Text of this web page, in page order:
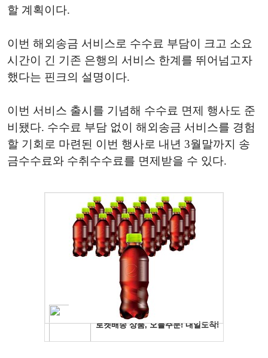
할 계획이다.
이번 해외송금 서비스로 수수료 부담이 크고 소요
시간이 긴 기존 은행의 서비스 한계를 뛰어넘고자
했다는 핀크의 설명이다.
이번 서비스 출시를 기념해 수수료 면제 행사도 준
비됐다. 수수료 부담 없이 해외송금 서비스를 경험
할 기회로 마련된 이번 행사로 내년 3월말까지 송
금수수료와 수취수수료를 면제받을 수 있다.